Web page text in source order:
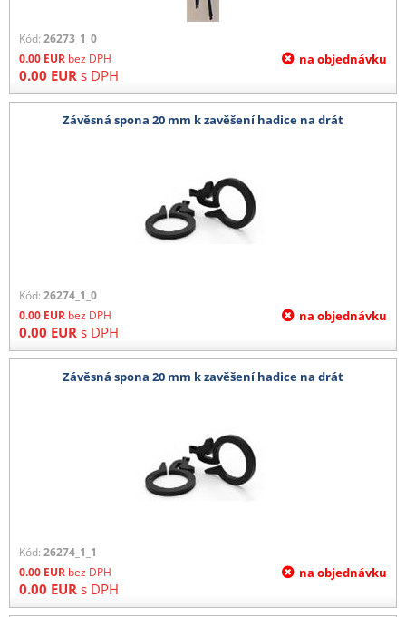
Kód: 26273_1_0
0.00 EUR bez DPH
0.00 EUR s DPH
na objednávku
Závěsná spona 20 mm k zavěšení hadice na drát
Kód: 26274_1_0
0.00 EUR bez DPH
0.00 EUR s DPH
na objednávku
Závěsná spona 20 mm k zavěšení hadice na drát
Kód: 26274_1_1
0.00 EUR bez DPH
0.00 EUR s DPH
na objednávku